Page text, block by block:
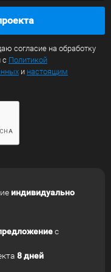
согласие на обработку
с Политикой
и настоящим
индивидуально
с
8 дней